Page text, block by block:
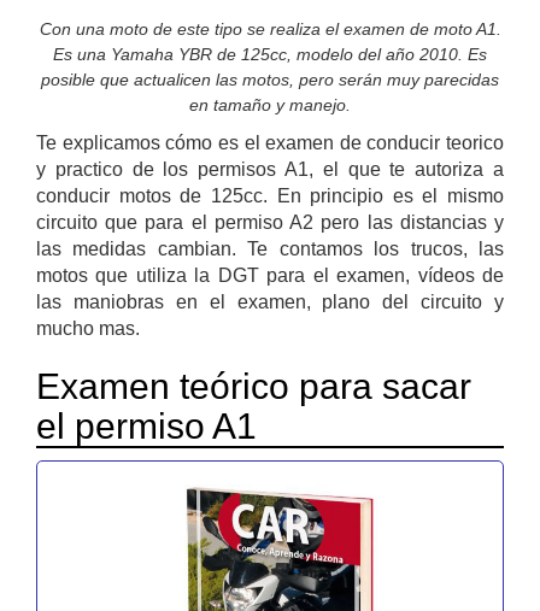
Con una moto de este tipo se realiza el examen de moto A1.
Es una Yamaha YBR de 125cc, modelo del año 2010. Es
posible que actualicen las motos, pero serán muy parecidas
en tamaño y manejo.
Te explicamos cómo es el examen de conducir teorico
y practico de los permisos A1, el que te autoriza a
conducir motos de 125cc. En principio es el mismo
circuito que para el permiso A2 pero las distancias y
las medidas cambian. Te contamos los trucos, las
motos que utiliza la DGT para el examen, vídeos de
las maniobras en el examen, plano del circuito y
mucho mas.
Examen teórico para sacar
el permiso A1